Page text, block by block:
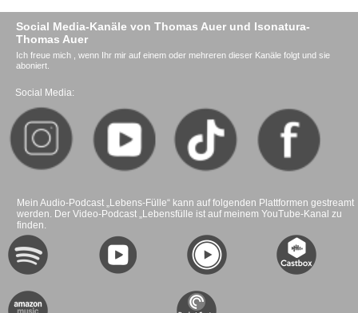
Social Media-Kanäle von Thomas Auer und Isonatura-
Thomas Auer
Ich freue mich , wenn Ihr mir auf einem oder mehreren dieser Kanäle folgt und sie
aboniert.
Social Media:
Mein Audio-Podcast „Lebens-Fülle“ kann auf folgenden Plattformen gestreamt
werden. Der Video-Podcast „Lebensfülle ist auf meinem YouTube-Kanal zu
finden.